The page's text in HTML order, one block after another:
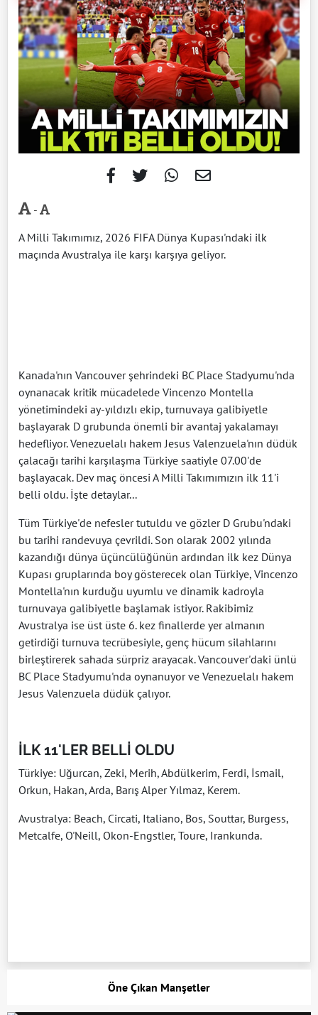
-
A Milli Takımımız, 2026 FIFA Dünya Kupası'ndaki ilk
maçında Avustralya ile karşı karşıya geliyor.
Kanada'nın Vancouver şehrindeki BC Place Stadyumu'nda
oynanacak kritik mücadelede Vincenzo Montella
yönetimindeki ay-yıldızlı ekip, turnuvaya galibiyetle
başlayarak D grubunda önemli bir avantaj yakalamayı
hedefliyor. Venezuelalı hakem Jesus Valenzuela'nın düdük
çalacağı tarihi karşılaşma Türkiye saatiyle 07.00'de
başlayacak. Dev maç öncesi A Milli Takımımızın ilk 11'i
belli oldu. İşte detaylar...
Tüm Türkiye'de nefesler tutuldu ve gözler D Grubu'ndaki
bu tarihi randevuya çevrildi. Son olarak 2002 yılında
kazandığı dünya üçüncülüğünün ardından ilk kez Dünya
Kupası gruplarında boy gösterecek olan Türkiye, Vincenzo
Montella'nın kurduğu uyumlu ve dinamik kadroyla
turnuvaya galibiyetle başlamak istiyor. Rakibimiz
Avustralya ise üst üste 6. kez finallerde yer almanın
getirdiği turnuva tecrübesiyle, genç hücum silahlarını
birleştirerek sahada sürpriz arayacak. Vancouver'daki ünlü
BC Place Stadyumu'nda oynanuyor ve Venezuelalı hakem
Jesus Valenzuela düdük çalıyor.
İLK 11'LER BELLİ OLDU
Türkiye: Uğurcan, Zeki, Merih, Abdülkerim, Ferdi, İsmail,
Orkun, Hakan, Arda, Barış Alper Yılmaz, Kerem.
Avustralya: Beach, Circati, Italiano, Bos, Souttar, Burgess,
Metcalfe, O'Neill, Okon-Engstler, Toure, Irankunda.
Öne Çıkan Manşetler